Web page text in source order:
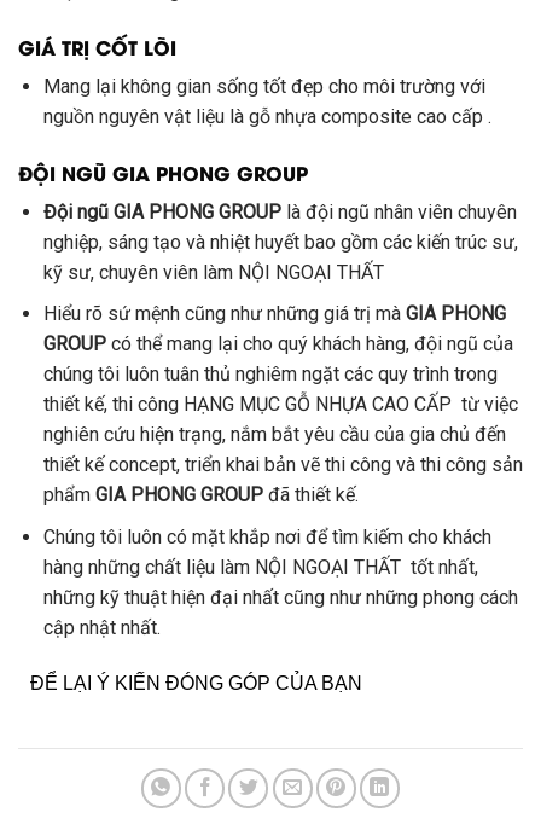
GIÁ TRỊ CỐT LÕI
Mang lại không gian sống tốt đẹp cho môi trường với
nguồn nguyên vật liệu là gỗ nhựa composite cao cấp .
ĐỘI NGŨ GIA PHONG GROUP
Đội ngũ GIA PHONG GROUPlà đội ngũ nhân viên chuyên
nghiệp, sáng tạo và nhiệt huyết bao gồm các kiến trúc sư,
kỹ sư, chuyên viên làm NỘI NGOẠI THẤT
Hiểu rõ sứ mệnh cũng như những giá trị mà GIA PHONG
GROUP có thể mang lại cho quý khách hàng, đội ngũ của
chúng tôi luôn tuân thủ nghiêm ngặt các quy trình trong
thiết kế, thi công HẠNG MỤC GỖ NHỰA CAO CẤP từ việc
nghiên cứu hiện trạng, nắm bắt yêu cầu của gia chủ đến
thiết kế concept, triển khai bản vẽ thi công và thi công sản
phẩm GIA PHONG GROUP đã thiết kế.
Chúng tôi luôn có mặt khắp nơi để tìm kiếm cho khách
hàng những chất liệu làm NỘI NGOẠI THẤT tốt nhất,
những kỹ thuật hiện đại nhất cũng như những phong cách
cập nhật nhất.
ĐỂ LẠI Ý KIẾN ĐÓNG GÓP CỦA BẠN